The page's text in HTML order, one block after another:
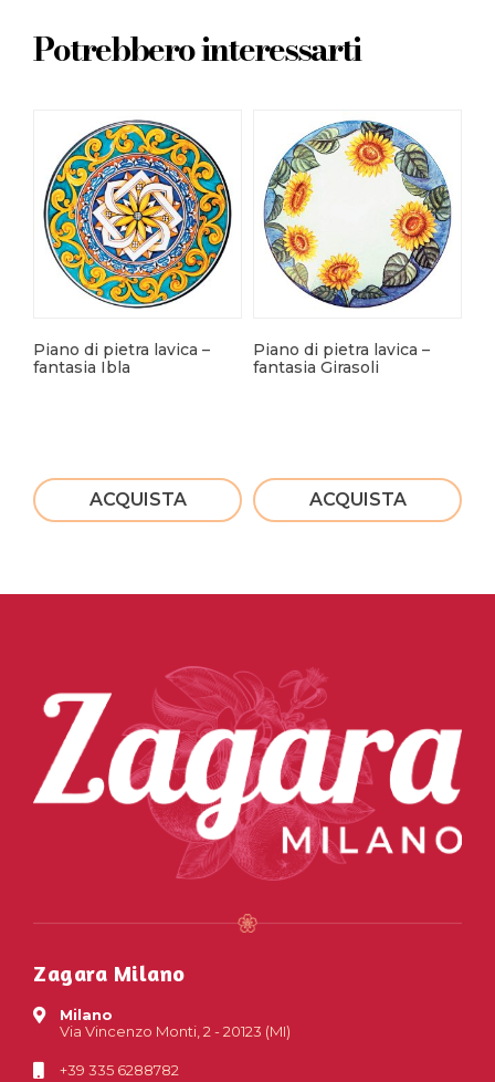
Potrebbero interessarti
Piano di pietra lavica –
fantasia Ibla
ACQUISTA
Piano di pietra lavica –
fantasia Girasoli
ACQUISTA
Zagara Milano
Milano
Via Vincenzo Monti, 2 - 20123 (MI)
+39 335 6288782